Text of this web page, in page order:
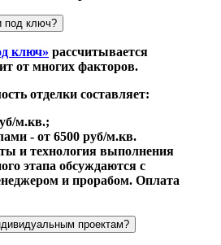
под ключ?
ключ» рассчитывается
от многих факторов.
отделки составляет:
м.кв.;
- от 6500 руб/м.кв.
и технология выполнения
этапа обсуждаются с
и прорабом. Оплата
проектам?